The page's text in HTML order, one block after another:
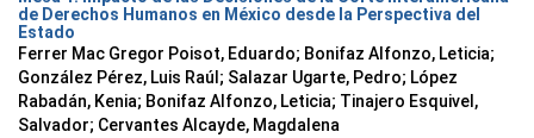
de Derechos Humanos en México desde la Perspectiva del
Estado
Ferrer Mac Gregor Poisot, Eduardo; Bonifaz Alfonzo, Leticia;
González Pérez, Luis Raúl ; Salazar Ugarte, Pedro; López
Rabadán, Kenia; Bonifaz Alfonzo, Leticia; Tinajero Esquivel,
Salvador; Cervantes Alcayde, Magdalena